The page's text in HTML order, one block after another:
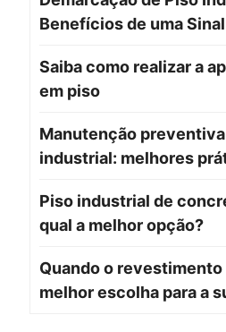
Benefícios de uma
Saiba como realizar a
em piso
Manutenção
industrial: melhores
Piso industrial de
qual a melhor opção?
Quando o revestimento
melhor escolha para a